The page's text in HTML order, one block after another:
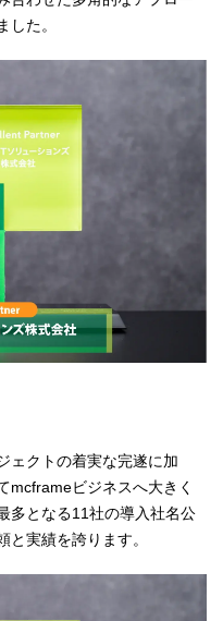
た。
ェクトの着実な完遂に加
mcframeビジネスへ大きく
多となる11社の導入社名公
実績を誇ります。